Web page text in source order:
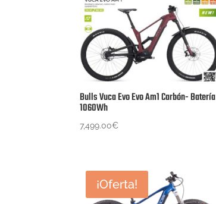
Bulls Vuca Evo Evo Am1 Carbón- Batería
1060Wh
7,499.00€
¡Oferta!